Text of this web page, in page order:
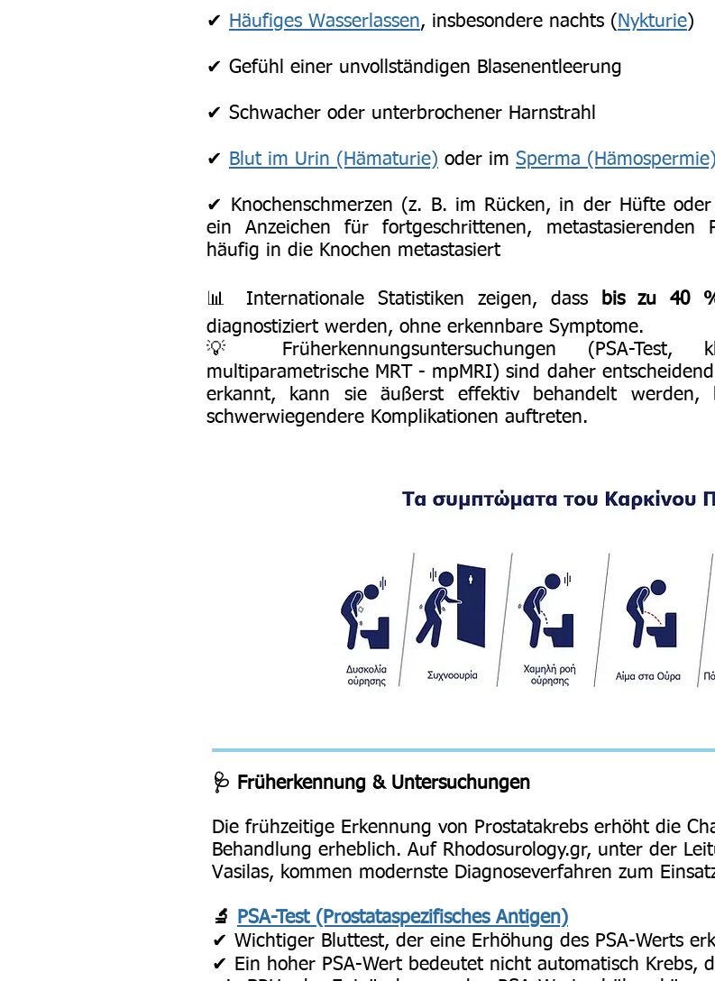
✔ Häufiges Wasserlassen, insbesondere nachts ( Nykturie)
✔ Gefühl einer unvollständigen Blasenentleerung
✔ Schwacher oder unterbrochener Harnstrahl
✔ Blut im Urin (Hämaturie) oder im Sperma (Hämospermie)
✔ Knochenschmerzen (z. B. im Rücken, in der Hüfte
ein Anzeichen für fortgeschrittenen, metastasierenden
häufig in die Knochen metastasiert
📊 Internationale Statistiken zeigen, dass bis zu 40
diagnostiziert werden, ohne erkennbare Symptome.
💡 Früherkennungsuntersuchungen (PSA-Test,
multiparametrische MRT - mpMRI) sind daher
erkannt, kann sie äußerst effektiv behandelt werden,
schwerwiegendere Komplikationen auftreten.
🩺 Früherkennung & Untersuchungen
Die frühzeitige Erkennung von Prostatakrebs erhöht die
Behandlung erheblich. Auf Rhodosurology.gr, unter der
Vasilas, kommen modernste Diagnoseverfahren zum
🔬
PSA-Test (Prostataspezifisches Antigen)
✔ Wichtiger Bluttest, der eine Erhöhung des PSA-Werts
✔ Ein hoher PSA-Wert bedeutet nicht automatisch Krebs,